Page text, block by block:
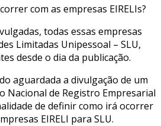
com as empresas EIRELIs?
todas essas empresas
Limitadas Unipessoal – SLU,
desde o dia da publicação.
aguardada a divulgação de um
Nacional de Registro Empresarial
de definir como irá ocorrer
EIRELI para SLU.